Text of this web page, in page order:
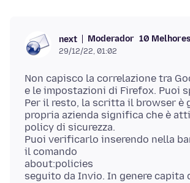
next Moderador 10
29/12/22, 01:02
Non capisco la correlazione tra
e le impostazioni di Firefox. Puoi
Per il resto, la scritta il browser è
propria azienda significa che è
policy di sicurezza.
Puoi verificarlo inserendo nella
il comando
about:policies
seguito da Invio. In genere capita